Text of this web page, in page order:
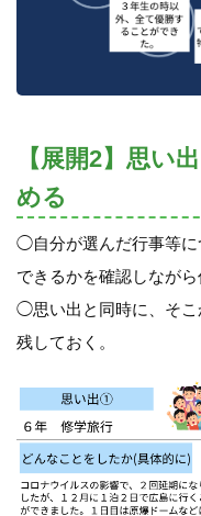
【展開2】思い
める
◯自分が選んだ行事等に
できるかを確認しながら
◯思い出と同時に、そこ
残しておく。